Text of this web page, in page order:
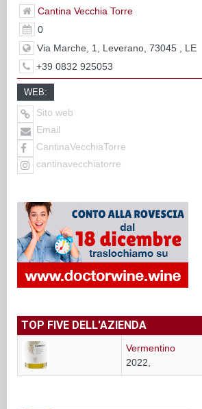
Cantina Vecchia Torre
0
Via Marche, 1, Leverano, 73045 , LE
+39 0832 925053
WEB:
Sito web
Email
CantinaVecchiaTorre
cantinavecchiatorre
TOP FIVE DELL'AZIENDA
Vermentino
2022,